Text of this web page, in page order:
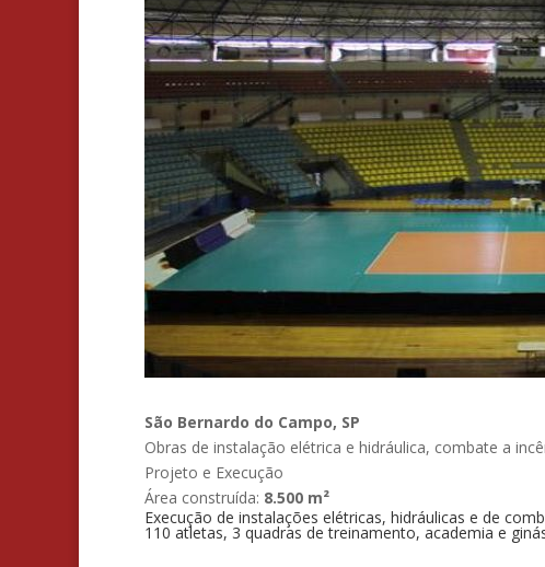
São Bernardo do Campo, SP
Obras de instalação elétrica e hidráulica, combate a
Projeto e Execução
Área construída: 8.500 m²
Execução de instalações elétricas, hidráulicas e de
110 atletas, 3 quadras de treinamento, academia e